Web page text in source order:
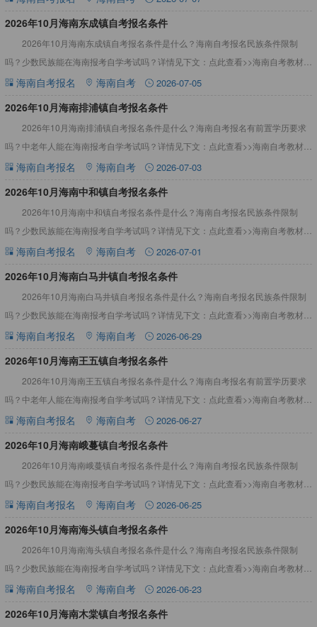
2026年10月海南东成镇自考报名条件
2026年10月海南东成镇自考报名条件是什么？海南自考报名民族条件限制
吗？少数民族能在海南报考自学考试吗？详情见下文：点此查看>>海南自考教材、
真题资料2026年10月海南东成镇自考报名条件根据海南省
海南自考报名 海南自考 2026-07-05
2026年10月海南排浦镇自考报名条件
2026年10月海南排浦镇自考报名条件是什么？海南自考报名有前置学历要求
吗？中老年人能在海南报考自学考试吗？详情见下文：点此查看>>海南自考教材、
真题资料2026年10月海南排浦镇自考报名条件根据海南
海南自考报名 海南自考 2026-07-03
2026年10月海南中和镇自考报名条件
2026年10月海南中和镇自考报名条件是什么？海南自考报名民族条件限制
吗？少数民族能在海南报考自学考试吗？详情见下文：点此查看>>海南自考教材、
真题资料2026年10月海南中和镇自考报名条件根据海南省
海南自考报名 海南自考 2026-07-01
2026年10月海南白马井镇自考报名条件
2026年10月海南白马井镇自考报名条件是什么？海南自考报名民族条件限制
吗？少数民族能在海南报考自学考试吗？详情见下文：点此查看>>海南自考教材、
真题资料2026年10月海南白马井镇自考报名条件根据海
海南自考报名 海南自考 2026-06-29
2026年10月海南王五镇自考报名条件
2026年10月海南王五镇自考报名条件是什么？海南自考报名有前置学历要求
吗？中老年人能在海南报考自学考试吗？详情见下文：点此查看>>海南自考教材、
真题资料2026年10月海南王五镇自考报名条件根据海南
海南自考报名 海南自考 2026-06-27
2026年10月海南峨蔓镇自考报名条件
2026年10月海南峨蔓镇自考报名条件是什么？海南自考报名民族条件限制
吗？少数民族能在海南报考自学考试吗？详情见下文：点此查看>>海南自考教材、
真题资料2026年10月海南峨蔓镇自考报名条件根据海南省
海南自考报名 海南自考 2026-06-25
2026年10月海南海头镇自考报名条件
2026年10月海南海头镇自考报名条件是什么？海南自考报名民族条件限制
吗？少数民族能在海南报考自学考试吗？详情见下文：点此查看>>海南自考教材、
真题资料2026年10月海南海头镇自考报名条件根据海南省
海南自考报名 海南自考 2026-06-23
2026年10月海南木棠镇自考报名条件